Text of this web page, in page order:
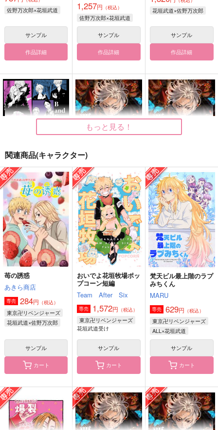
佐野万次郎×花垣武道
サンプル
作品詳細
1,257円 （税込）
佐野万次郎×花垣武道
サンプル
作品詳細
花垣武道×佐野万次郎
サンプル
作品詳細
B and G
niwaba
944円（税込）
佐野万次郎
サンプル
作品詳細
覇
宇田川ボールピン
944円（税込）
佐野万次郎
サンプル
作品詳細
覇
宇田川ボールピン
944円（税込）
佐野万次郎
サンプル
作品詳細
あきら商店
284円（税込）
花垣武道×佐野万次郎
せたい！
CHIPS
614円（税込）
佐野万次郎×花垣武道
雪國
1,572円（税込）
佐野万次郎×花垣武道
もっと見る！
関連商品(キャラクター)
苺の誘惑
あきら商店
専売 284円 （税込）
東京卍リベンジャーズ
花垣武道×佐野万次郎
サンプル
カート
おいでよ花垣牧場ポッ
プコーン短編
Team After Six
専売 1,572円 （税込）
東京卍リベンジャーズ
花垣武道受け
サンプル
カート
梵天ビル最上階のラプ
みちくん
MARU
専売 629円 （税込）
東京卍リベンジャーズ
ALL×花垣武道
サンプル
カート